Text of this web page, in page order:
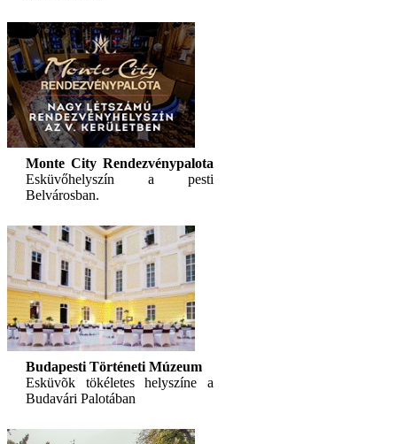
Monte City Rendezvénypalota
Esküvőhelyszín a pesti
Belvárosban.
Budapesti Történeti Múzeum
Esküvõk tökéletes helyszíne a
Budavári Palotában